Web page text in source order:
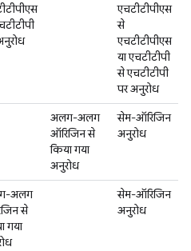
एचटीटीपीएस
से
एचटीटीपीएस
या एचटीटीपी
से एचटीटीपी
पर अनुरोध
अलग-अलग
ऑरिजिन से
किया गया
अनुरोध
सेम-ऑरिजिन
अनुरोध
अलग
से
गया
सेम-ऑरिजिन
अनुरोध